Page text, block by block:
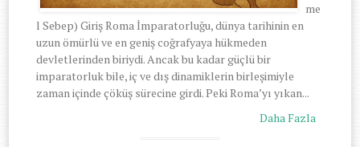
me
l Sebep) Giriş Roma İmparatorluğu, dünya tarihinin en
uzun ömürlü ve en geniş coğrafyaya hükmeden
devletlerinden biriydi. Ancak bu kadar güçlü bir
imparatorluk bile, iç ve dış dinamiklerin birleşimiyle
zaman içinde çöküş sürecine girdi. Peki Roma’yı yıkan...
Daha Fazla